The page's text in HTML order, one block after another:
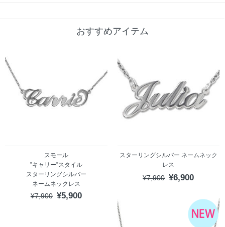
おすすめアイテム
スモール
”キャリー”スタイル
スターリングシルバー
ネームネックレス
¥7,900 ¥5,900
スターリングシルバー ネームネック
レス
¥7,900 ¥6,900